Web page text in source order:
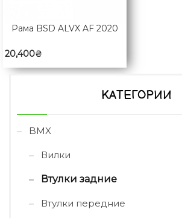
Рама BSD ALVX AF 2020
20,400₴
КАТЕГОРИИ
BMX
Вилки
Втулки задние
Втулки передние